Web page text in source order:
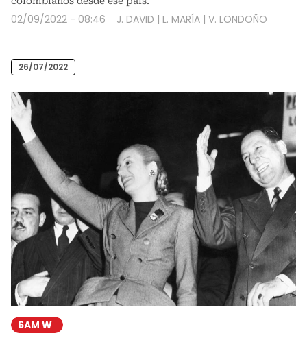
02/09/2022 - 08:46 J. DAVID | L. MARÍA | V. LONDOÑO
26/07/2022
6AM W